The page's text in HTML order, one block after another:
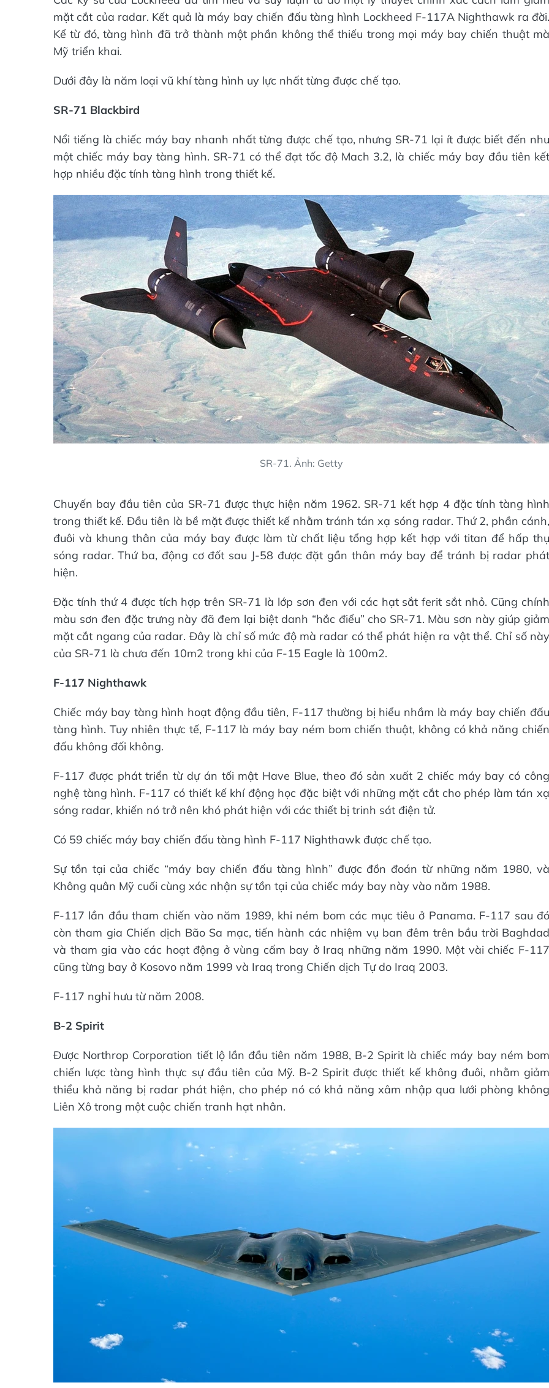
mặt cắt của radar. Kết quả là máy bay chiến đấu tàng hình Lockheed F-117A Nighthawk ra đời.
Kể từ đó, tàng hình đã trở thành một phần không thể thiếu trong mọi máy bay chiến thuật mà
Mỹ triển khai.
Dưới đây là năm loại vũ khí tàng hình uy lực nhất từng được chế tạo.
SR-71 Blackbird
Nổi tiếng là chiếc máy bay nhanh nhất từng được chế tạo, nhưng SR-71 lại ít được biết đến như
một chiếc máy bay tàng hình. SR-71 có thể đạt tốc độ Mach 3.2, là chiếc máy bay đầu tiên kết
hợp nhiều đặc tính tàng hình trong thiết kế.
SR-71. Ảnh: Getty
Chuyến bay đầu tiên của SR-71 được thực hiện năm 1962. SR-71 kết hợp 4 đặc tính tàng hình
trong thiết kế. Đầu tiên là bề mặt được thiết kế nhằm tránh tán xạ sóng radar. Thứ 2, phần cánh,
đuôi và khung thân của máy bay được làm từ chất liệu tổng hợp kết hợp với titan để hấp thụ
sóng radar. Thứ ba, động cơ đốt sau J-58 được đặt gần thân máy bay để tránh bị radar phát
hiện.
Đặc tính thứ 4 được tích hợp trên SR-71 là lớp sơn đen với các hạt sắt ferit sắt nhỏ. Cũng chính
màu sơn đen đặc trưng này đã đem lại biệt danh “hắc điểu” cho SR-71. Màu sơn này giúp giảm
mặt cắt ngang của radar. Đây là chỉ số mức độ mà radar có thể phát hiện ra vật thể. Chỉ số này
của SR-71 là chưa đến 10m2 trong khi của F-15 Eagle là 100m2.
F-117 Nighthawk
Chiếc máy bay tàng hình hoạt động đầu tiên, F-117 thường bị hiểu nhầm là máy bay chiến đấu
tàng hình. Tuy nhiên thực tế, F-117 là máy bay ném bom chiến thuật, không có khả năng chiến
đấu không đối không.
F-117 được phát triển từ dự án tối mật Have Blue, theo đó sản xuất 2 chiếc máy bay có công
nghệ tàng hình. F-117 có thiết kế khí động học đặc biệt với những mặt cắt cho phép làm tán xạ
sóng radar, khiến nó trở nên khó phát hiện với các thiết bị trinh sát điện tử.
Có 59 chiếc máy bay chiến đấu tàng hình F-117 Nighthawk được chế tạo.
Sự tồn tại của chiếc “máy bay chiến đấu tàng hình” được đồn đoán từ những năm 1980, và
Không quân Mỹ cuối cùng xác nhận sự tồn tại của chiếc máy bay này vào năm 1988.
F-117 lần đầu tham chiến vào năm 1989, khi ném bom các mục tiêu ở Panama. F-117 sau đó
còn tham gia Chiến dịch Bão Sa mạc, tiến hành các nhiệm vụ ban đêm trên bầu trời Baghdad
và tham gia vào các hoạt động ở vùng cấm bay ở Iraq những năm 1990. Một vài chiếc F-117
cũng từng bay ở Kosovo năm 1999 và Iraq trong Chiến dịch Tự do Iraq 2003.
F-117 nghỉ hưu từ năm 2008.
B-2 Spirit
Được Northrop Corporation tiết lộ lần đầu tiên năm 1988, B-2 Spirit là chiếc máy bay ném bom
chiến lược tàng hình thực sự đầu tiên của Mỹ. B-2 Spirit được thiết kế không đuôi, nhằm giảm
thiểu khả năng bị radar phát hiện, cho phép nó có khả năng xâm nhập qua lưới phòng không
Liên Xô trong một cuộc chiến tranh hạt nhân.